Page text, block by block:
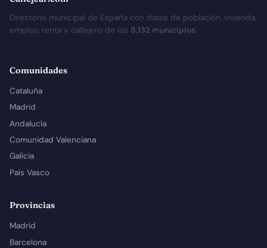
Directorio municipal de España con datos de población, vivienda,
empleo, renta y callejero de los 8.132 municipios.
Comunidades
Cataluña
Madrid
Andalucía
Comunidad Valenciana
Galicia
País Vasco
Provincias
Madrid
Barcelona